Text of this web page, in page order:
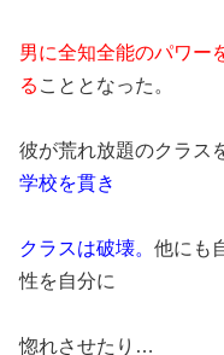
男に全知全能のパワー
る こととなった。
彼が荒れ放題のクラス
学校を貫き
クラスは破壊。 他にも
性を自分に
惚れさせたり…